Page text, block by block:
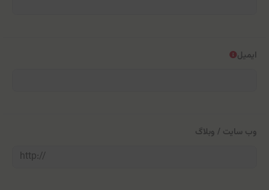
ایمیل
وب سایت / وبلاگ